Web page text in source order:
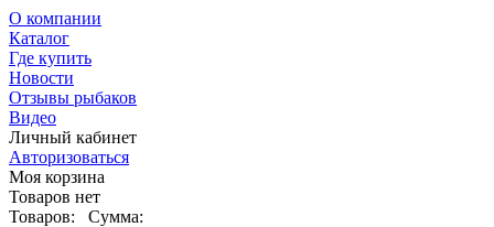
О компании
Каталог
Где купить
Новости
Отзывы рыбаков
Видео
Личный кабинет
Авторизоваться
Моя корзина
Товаров нет
Товаров:
Сумма: